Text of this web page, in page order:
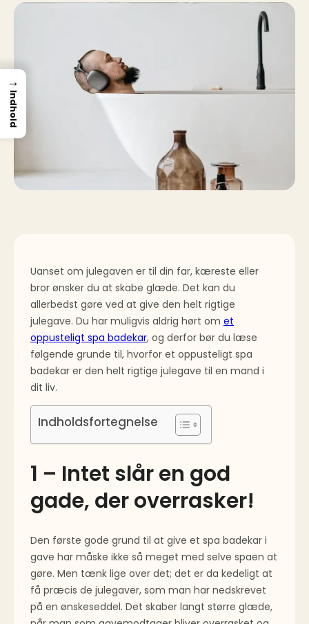
Uanset om julegaven er til din far, kæreste eller
bror ønsker du at skabe glæde. Det kan du
allerbedst gøre ved at give den helt rigtige
julegave. Du har muligvis aldrig hørt om et
oppusteligt spa badekar, og derfor bør du læse
følgende grunde til, hvorfor et oppusteligt spa
badekar er den helt rigtige julegave til en mand i
dit liv.
Indholdsfortegnelse
1 – Intet slår en god
gade, der overrasker!
Den første gode grund til at give et spa badekar i
gave har måske ikke så meget med selve spaen at
gøre. Men tænk lige over det; det er da kedeligt at
få præcis de julegaver, som man har nedskrevet
på en ønskeseddel. Det skaber langt større glæde,
→
Indhold